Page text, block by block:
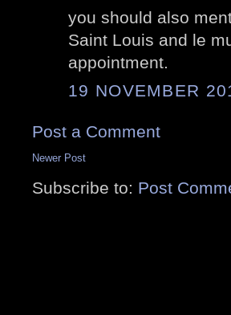
you should also
Saint Louis and le
appointment.
19 NOVEMBER
Post a Comment
Newer Post
Subscribe to: Post